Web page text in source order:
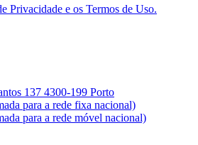
Privacidade e os Termos de Uso.
137 4300-199 Porto
para a rede fixa nacional)
para a rede móvel nacional)